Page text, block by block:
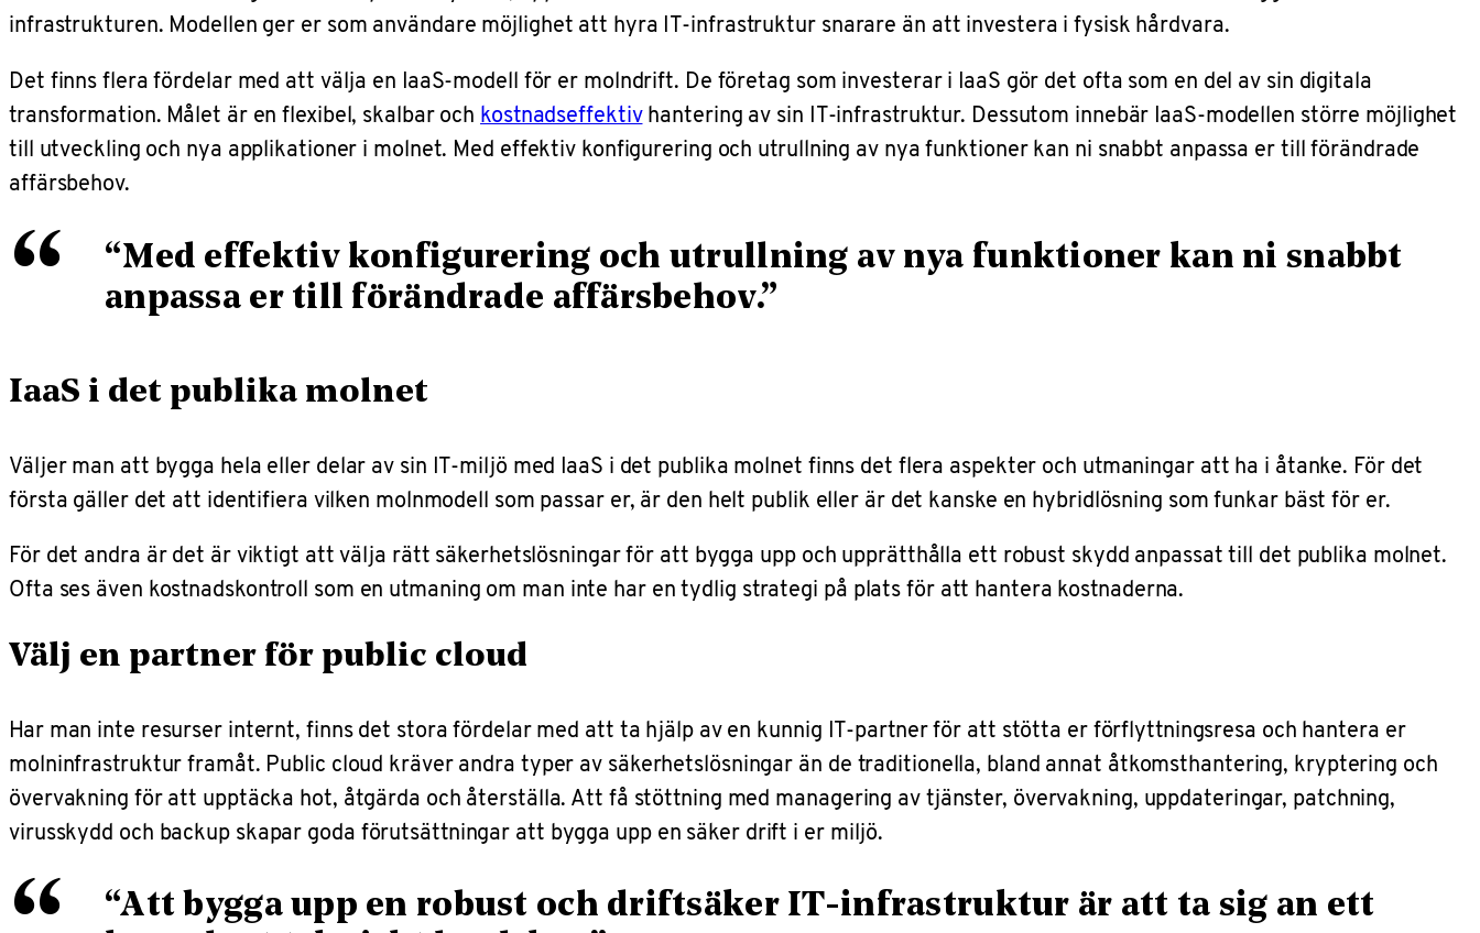
infrastrukturen. Modellen ger er som användare möjlighet att hyra IT-infrastruktur snarare än att investera i fysisk hårdvara.
Det finns flera fördelar med att välja en IaaS-modell för er molndrift. De företag som investerar i IaaS gör det ofta som en del av sin digitala
transformation. Målet är en flexibel, skalbar och kostnadseffektivhantering av sin IT-infrastruktur. Dessutom innebär IaaS-modellen större möjlighet
till utveckling och nya applikationer i molnet. Med effektiv konfigurering och utrullning av nya funktioner kan ni snabbt anpassa er till förändrade
affärsbehov.
“
“Med effektiv konfigurering och utrullning av nya funktioner kan ni snabbt
anpassa er till förändrade affärsbehov.”
IaaS i det publika molnet
Väljer man att bygga hela eller delar av sin IT-miljö med IaaS i det publika molnet finns det flera aspekter och utmaningar att ha i åtanke. För det
första gäller det att identifiera vilken molnmodell som passar er, är den helt publik eller är det kanske en hybridlösning som funkar bäst för er.
För det andra är det är viktigt att välja rätt säkerhetslösningar för att bygga upp och upprätthålla ett robust skydd anpassat till det publika molnet.
Ofta ses även kostnadskontroll som en utmaning om man inte har en tydlig strategi på plats för att hantera kostnaderna.
Välj en partner för public cloud
Har man inte resurser internt, finns det stora fördelar med att ta hjälp av en kunnig IT-partner för att stötta er förflyttningsresa och hantera er
molninfrastruktur framåt. Public cloud kräver andra typer av säkerhetslösningar än de traditionella, bland annat åtkomsthantering, kryptering och
övervakning för att upptäcka hot, åtgärda och återställa. Att få stöttning med managering av tjänster, övervakning, uppdateringar, patchning,
virusskydd och backup skapar goda förutsättningar att bygga upp en säker drift i er miljö.
“Att bygga upp en robust och driftsäker IT-infrastruktur är att ta sig an ett